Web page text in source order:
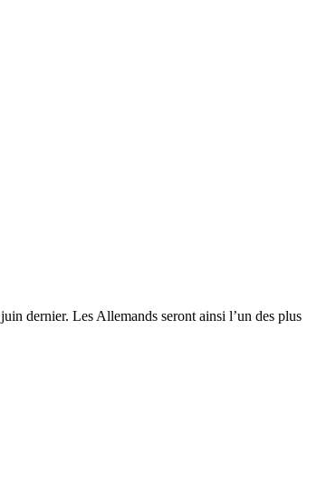
dernier. Les Allemands seront ainsi l’un des plus